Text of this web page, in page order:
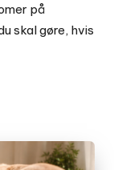
på
skal gøre, hvis